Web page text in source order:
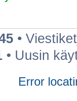
•
• Uusin
Error